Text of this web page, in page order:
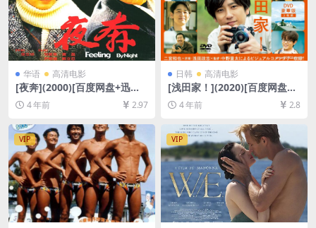
华语 高清电影
[夜奔](2000)[百度网盘+迅雷
云盘资源1080P超清未删减]
[MP4/6GB][中文字幕]
4 年前 2.97
日韩 高清电影
[浅田家！](2020)[百度网盘
+迅雷云盘资源1080P超清未
删减][MP4/8.2GB][日语中字]
4 年前 2.8
VIP VIP